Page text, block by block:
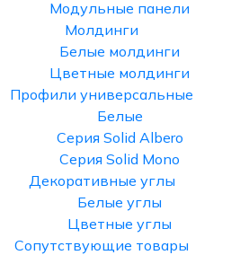
Модульные панели
Молдинги
Белые молдинги
Цветные молдинги
Профили универсальные
Белые
Серия Solid Albero
Серия Solid Mono
Декоративные углы
Белые углы
Цветные углы
Сопутствующие товары